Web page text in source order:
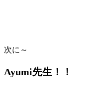
次に～
Ayumi先生！！